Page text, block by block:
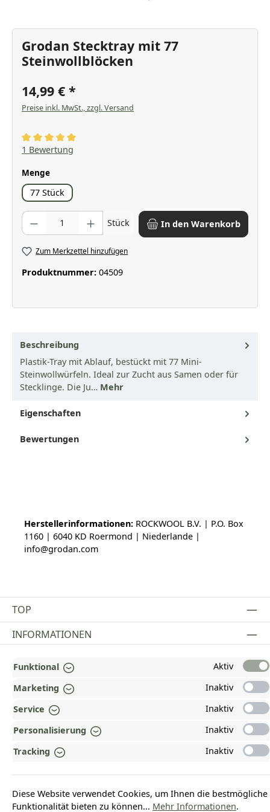
Grodan Stecktray mit 77
Steinwollblöcken
14,99 €
Preise inkl. MwSt., zzgl. Versand
Durchschnittliche Bewertung von 5 von 5 Sternen
1 Bewertung
Mengeauswählen
77 Stück
Produkt Anzahl: Gib den gewünschten Wert ein oder benutze die
Stück In den Warenkorb
Zum Merkzettel hinzufügen
Produktnummer: 04509
Beschreibung
Plastik-Tray mit Ablauf, bestückt mit 77 Mini-
Steinwollwürfeln. Ideal zur Zucht aus Samen oder für
Stecklinge. Die Ju… Mehr
Eigenschaften
Bewertungen
Herstellerinformationen: ROCKWOOL B.V. | P.O. Box
1160 | 6040 KD Roermond | Niederlande |
info@grodan.com
TOP
Vertrag widerrufen
INFORMATIONEN
ZAHLUNGS- UND VERSANDARTEN
AUSGEZEICHNET UND ZERTIFIZIERT!
WARUM HEAD-SHOP.DE?
UNSERE COMMUNITIES
Funktional
Aktiv
Marketing
Inaktiv
Service
Inaktiv
Personalisierung
Inaktiv
Tracking
Inaktiv
Diese Website verwendet Cookies, um Ihnen die bestmögliche
Funktionalität bieten zu können... Mehr Informationen.